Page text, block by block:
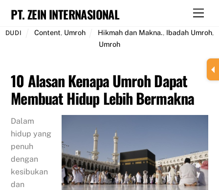
content
PT. ZEIN INTERNASIONAL
DUDI Content, Umroh Hikmah dan Makna., Ibadah Umroh,
Umroh
10 Alasan Kenapa Umroh Dapat
Membuat Hidup Lebih Bermakna
Dalam
hidup yang
penuh
dengan
kesibukan
dan